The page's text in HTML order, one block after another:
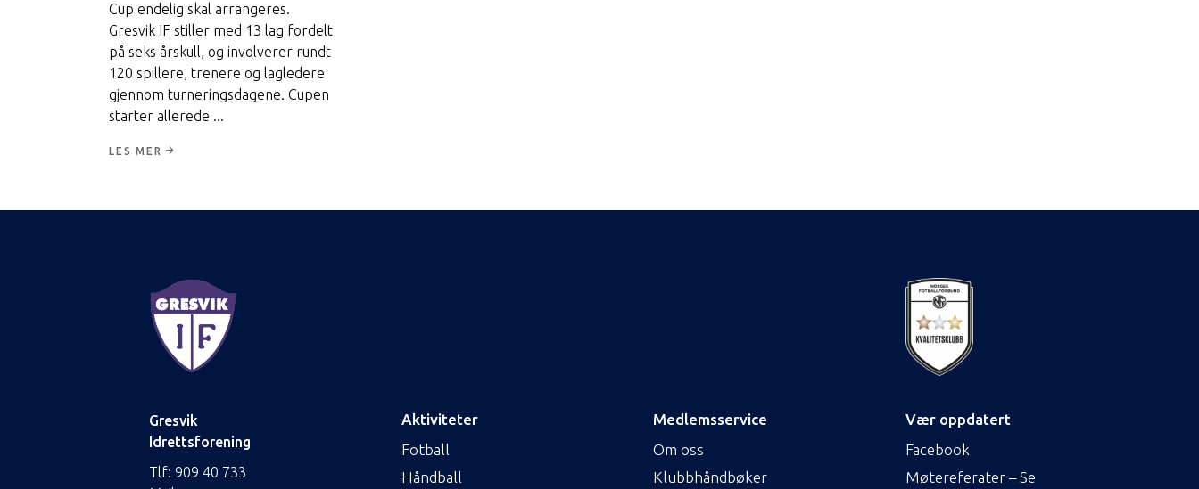
Cup endelig skal arrangeres.
Gresvik IF stiller med 13 lag fordelt
på seks årskull, og involverer rundt
120 spillere, trenere og lagledere
gjennom turneringsdagene. Cupen
starter allerede
LES MER
Gresvik
Idrettsforening
Tlf: 909 40 733
Aktiviteter
Fotball
Håndball
Medlemsservice
Om oss
Klubbhåndbøker
Vær oppdatert
Facebook
Møtereferater – Se